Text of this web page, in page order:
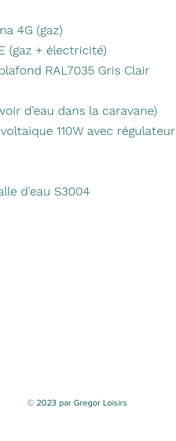
4G (gaz)
(gaz + électricité)
RAL7035 Gris Clair
d'eau dans la caravane)
110W avec régulateur
d'eau S3004
© 2023 par Gregor Loisirs